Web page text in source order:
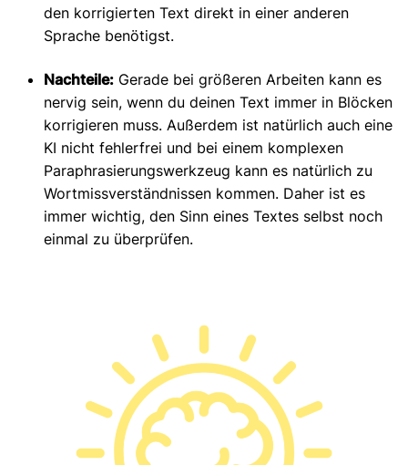
den korrigierten Text direkt in einer anderen
Sprache benötigst.
Nachteile: Gerade bei größeren Arbeiten kann es
nervig sein, wenn du deinen Text immer in Blöcken
korrigieren muss. Außerdem ist natürlich auch eine
KI nicht fehlerfrei und bei einem komplexen
Paraphrasierungswerkzeug kann es natürlich zu
Wortmissverständnissen kommen. Daher ist es
immer wichtig, den Sinn eines Textes selbst noch
einmal zu überprüfen.